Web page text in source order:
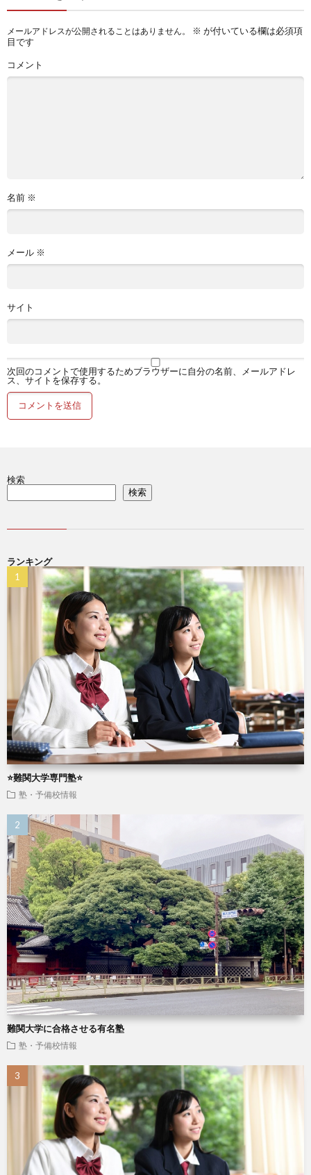
メールアドレスが公開されることはありません。 ※ が付いている欄は必須項
目です
コメント
名前 ※
メール ※
サイト
次回のコメントで使用するためブラウザーに自分の名前、メールアドレ
ス、サイトを保存する。
検索
検索
ランキング
⭐️難関大学専門塾⭐️
塾・予備校情報
難関大学に合格させる有名塾
塾・予備校情報